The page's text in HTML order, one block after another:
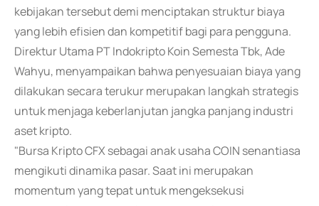
kebijakan tersebut demi menciptakan struktur biaya
yang lebih efisien dan kompetitif bagi para pengguna.
Direktur Utama PT Indokripto Koin Semesta Tbk, Ade
Wahyu, menyampaikan bahwa penyesuaian biaya yang
dilakukan secara terukur merupakan langkah strategis
untuk menjaga keberlanjutan jangka panjang industri
aset kripto.
"Bursa Kripto CFX sebagai anak usaha COIN senantiasa
mengikuti dinamika pasar. Saat ini merupakan
momentum yang tepat untuk mengeksekusi